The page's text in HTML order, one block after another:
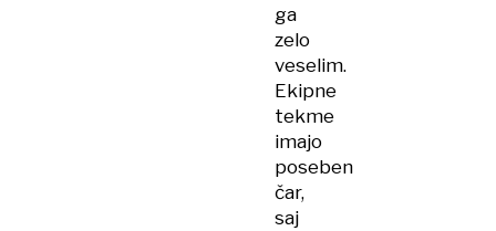
ga
zelo
veselim.
Ekipne
tekme
imajo
poseben
čar,
saj